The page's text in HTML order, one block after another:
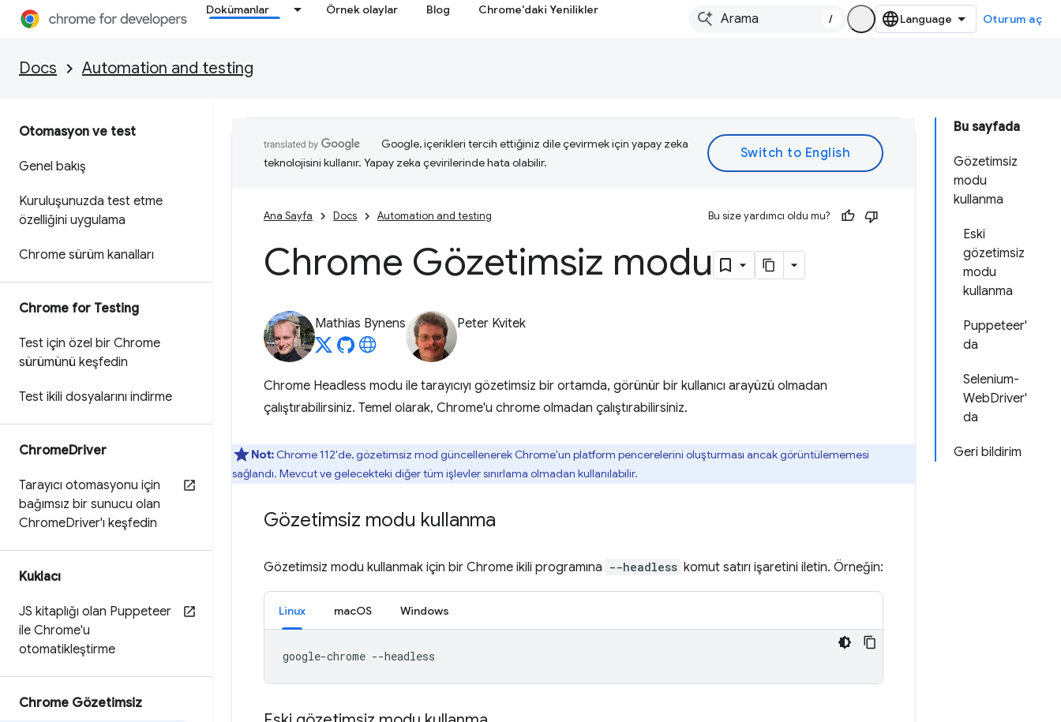
Dokümanlar Örnek olaylar Blog Chrome'daki Yenilikler
/ Oturum aç
Docs Automation and testing
Otomasyon ve test
Genel bakış
Kuruluşunuzda test etme
özelliğini uygulama
Chrome sürüm kanalları
Chrome for Testing
Test için özel bir Chrome
sürümünü keşfedin
Test ikili dosyalarını indirme
ChromeDriver
Tarayıcı otomasyonu için
bağımsız bir sunucu olan
ChromeDriver'ı keşfedin
Kuklacı
JS kitaplığı olan Puppeteer
ile Chrome'u
otomatikleştirme
Chrome Gözetimsiz
Bu sayfada
Gözetimsiz
modu
kullanma
Eski
gözetimsiz
modu
kullanma
Puppeteer'
da
Selenium-
WebDriver'
da
Geri bildirim
Google, içerikleri tercih ettiğiniz dile çevirmek için yapay zeka
teknolojisini kullanır. Yapay zeka çevirilerinde hata olabilir.
Ana Sayfa Docs Automation and testing Bu size yardımcı oldu mu?
Chrome Gözetimsiz modu
Mathias Bynens Peter Kvitek
Chrome Headless modu ile tarayıcıyı gözetimsiz bir ortamda, görünür bir kullanıcı arayüzü olmadan
çalıştırabilirsiniz. Temel olarak, Chrome'u chrome olmadan çalıştırabilirsiniz.
Not: Chrome 112'de, gözetimsiz mod güncellenerek Chrome'un platform pencerelerini oluşturması ancak görüntülememesi
sağlandı. Mevcut ve gelecekteki diğer tüm işlevler sınırlama olmadan kullanılabilir.
Gözetimsiz modu kullanma
Gözetimsiz modu kullanmak için bir Chrome ikili programına --headless komut satırı işaretini iletin. Örneğin:
Linux macOS Windows
google-chrome